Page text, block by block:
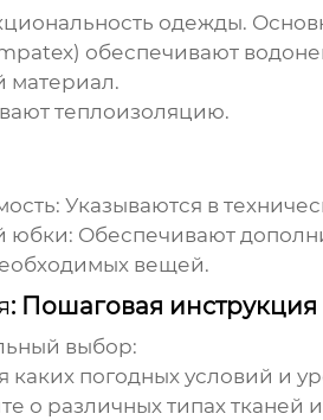
одежды.
обеспечивают
материал.
теплоизоляцию.
Указываются в
юбки: Обеспечивают
вещей.
: Пошаговая инструкция
выбор:
каких погодных условий и
о различных типах тканей